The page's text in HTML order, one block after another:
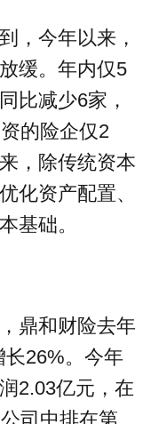
今年以来，
缓。年内仅5
比减少6家，
的险企仅2
，除传统资本
化资产配置、
基础。
鼎和财险去年
26%。今年
2.03亿元，在
司中排在第